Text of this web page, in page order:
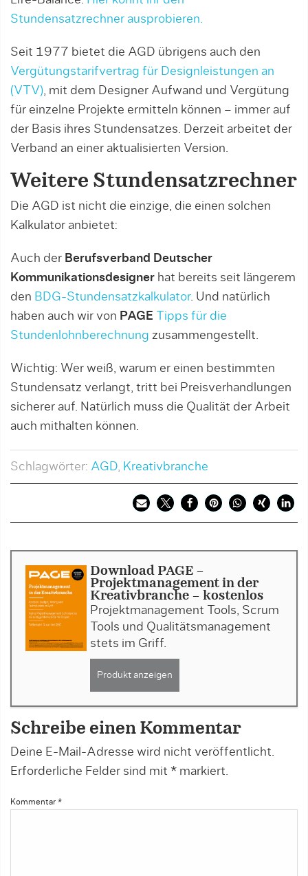
Stundensatzrechner ausprobieren.
Seit 1977 bietet die AGD übrigens auch den
Vergütungstarifvertrag für Designleistungen an
(VTV), mit dem Designer Aufwand und Vergütung
für einzelne Projekte ermitteln können – immer auf
der Basis ihres Stundensatzes. Derzeit arbeitet der
Verband an einer aktualisierten Version.
Weitere Stundensatzrechner
Die AGD ist nicht die einzige, die einen solchen
Kalkulator anbietet:
Auch der Berufsverband Deutscher
Kommunikationsdesigner hat bereits seit längerem
den BDG-Stundensatzkalkulator. Und natürlich
haben auch wir von PAGE
Tipps für die
Stundenlohnberechnung zusammengestellt.
Wichtig: Wer weiß, warum er einen bestimmten
Stundensatz verlangt, tritt bei Preisverhandlungen
sicherer auf. Natürlich muss die Qualität der Arbeit
auch mithalten können.
Schlagwörter: AGD, Kreativbranche
Download PAGE -
Projektmanagement in der
Kreativbranche - kostenlos
Projektmanagement Tools, Scrum
Tools und Qualitätsmanagement
stets im Griff.
Produkt anzeigen
Schreibe einen Kommentar
Deine E-Mail-Adresse wird nicht veröffentlicht.
Erforderliche Felder sind mit * markiert.
Kommentar *